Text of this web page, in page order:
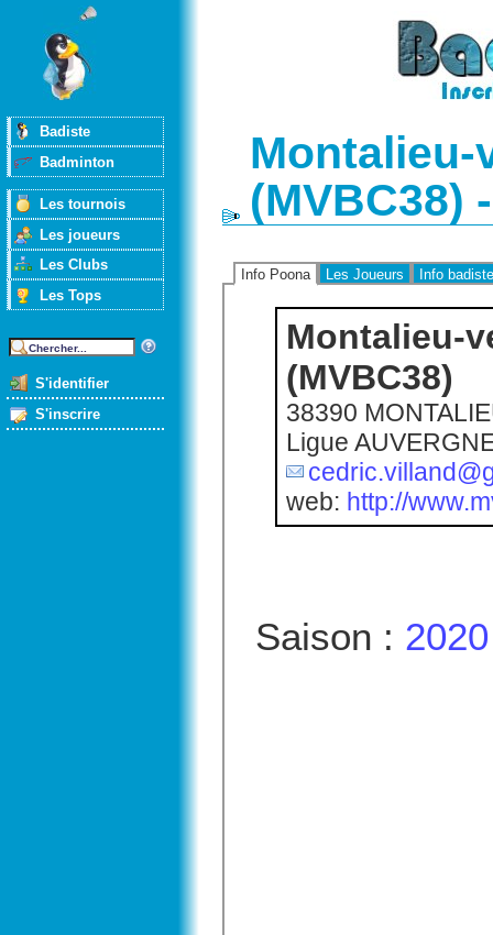
Badiste
Badminton
Les tournois
Les joueurs
Les Clubs
Les Tops
S'identifier
S'inscrire
(MVBC38)
Info Poona Les Joueurs Info
Montalieu-
(MVBC38)
38390
Ligue
web: http://
Saison : 2020